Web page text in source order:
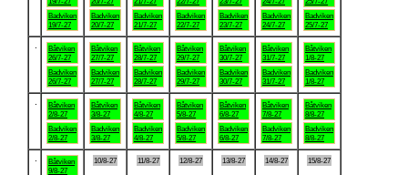
Badviken
19/7-27
Badviken
20/7-27
Badviken
21/7-27
Badviken
22/7-27
Badviken
23/7-27
Badviken
24/7-27
Badviken
25/7-27
Båtviken
26/7-27
Badviken
26/7-27
Båtviken
27/7-27
Badviken
27/7-27
Båtviken
28/7-27
Badviken
28/7-27
Båtviken
29/7-27
Badviken
29/7-27
Båtviken
30/7-27
Badviken
30/7-27
Båtviken
31/7-27
Badviken
31/7-27
Båtviken
1/8-27
Badviken
1/8-27
Båtviken
2/8-27
Badviken
2/8-27
Båtviken
3/8-27
Badviken
3/8-27
Båtviken
4/8-27
Badviken
4/8-27
Båtviken
5/8-27
Badviken
5/8-27
Båtviken
6/8-27
Badviken
6/8-27
Båtviken
7/8-27
Badviken
7/8-27
Båtviken
8/8-27
Badviken
8/8-27
Båtviken
9/8-27
10/8-27 11/8-27 12/8-27 13/8-27 14/8-27 15/8-27